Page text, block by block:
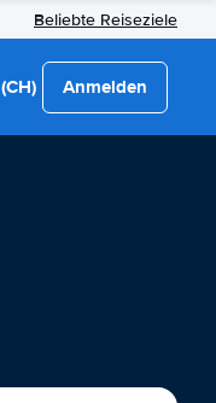
Beliebte Reiseziele
(CH) Anmelden